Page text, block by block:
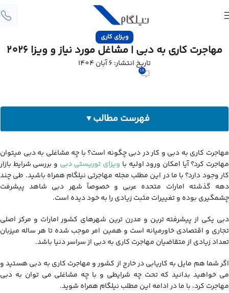
ویزای کاری
مهاجرت کاری به دبی | مشاغل مورد نیاز و ویزا 2026
تاریخ انتشار: 6 آبان 1404
18
فهرست مطالب▼
جاب آفر دبی
ویزای کار امارات
مشاغل دبی
مهاجرت کاری به دبی و کار در دبی چگونه است؟ با چه مشاغلی به دبی میتوان
مهاجرت کرد؟ آیا امکان ورود اولیه با ویزای توریستی دبی و بررسی شرایط بازار
کار وجود دارد؟ با ما در این مطلب مجله مهاجرتی نیلگام همراه باشید. طی چند
دهه گذشته امارات متحده عربی و خصوصاً شهر دبی شاهد پیشرفت
چشمگیری بوده و تغییرات مثبت زیادی را به خود دیده است.
دبی یکی از پیشرفته ترین و مدرن ترین شهرهای کشور امارات و مرکز اصلی
تجاری و اقتصادی خاورمیانه است و همین امر موجب شده تا هر ساله میزبان
تعداد زیادی از متقاضیان مهاجرت کاری به دبی از سراسر دنیا باشد.
اگر شما هم مایل به کاریابی در خارج از کشور و مهاجرت کاری به دبی هستید و
می خواهید بدانید که تحت چه شرایطی و با چه مشاغلی می توان به دبی
مهاجرت کرد، با ما در ادامه این مطلب نیلگام همراه شوید.